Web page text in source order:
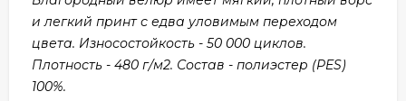
и легкий принт с едва уловимым переходом
цвета. Износостойкость - 50 000 циклов.
Плотность - 480 г/м2. Состав - полиэстер (PES)
100%.